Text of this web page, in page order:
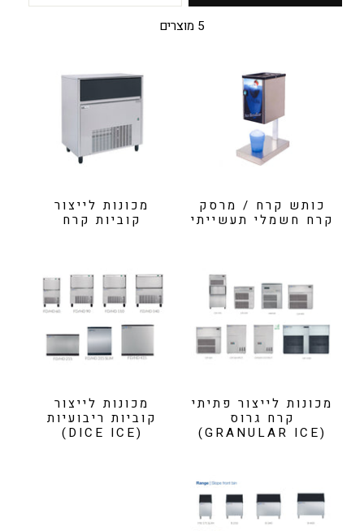
5 מוצרים
כותש קרח / מרסק
קרח חשמלי תעשייתי
מכונות לייצור
קוביות קרח
מכונות לייצור פתיתי
קרח גרוס
(GRANULAR ICE)
מכונות לייצור
קוביות ריבועיות
(DICE ICE)